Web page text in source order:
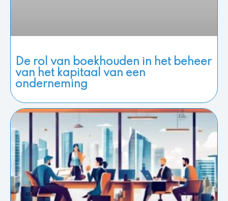
De rol van boekhouden in het beheer
van het kapitaal van een
onderneming